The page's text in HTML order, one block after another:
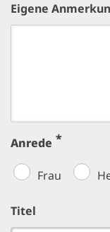
Eigene
Anrede
Frau
Titel